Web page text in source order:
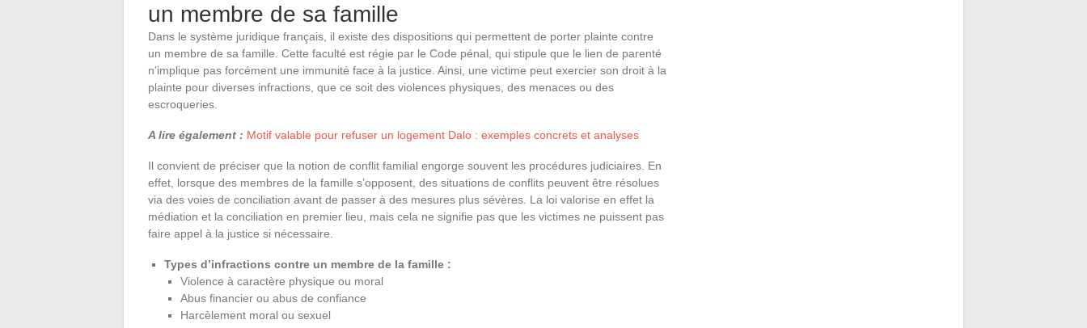
un membre de sa famille
Dans le système juridique français, il existe des dispositions qui permettent de porter plainte contre
un membre de sa famille. Cette faculté est régie par le Code pénal, qui stipule que le lien de parenté
n’implique pas forcément une immunité face à la justice. Ainsi, une victime peut exercier son droit à la
plainte pour diverses infractions, que ce soit des violences physiques, des menaces ou des
escroqueries.
A lire également : Motif valable pour refuser un logement Dalo : exemples concrets et analyses
Il convient de préciser que la notion de conflit familial engorge souvent les procédures judiciaires. En
effet, lorsque des membres de la famille s’opposent, des situations de conflits peuvent être résolues
via des voies de conciliation avant de passer à des mesures plus sévères. La loi valorise en effet la
médiation et la conciliation en premier lieu, mais cela ne signifie pas que les victimes ne puissent pas
faire appel à la justice si nécessaire.
Types d’infractions contre un membre de la famille :
Violence à caractère physique ou moral
Abus financier ou abus de confiance
Harcèlement moral ou sexuel